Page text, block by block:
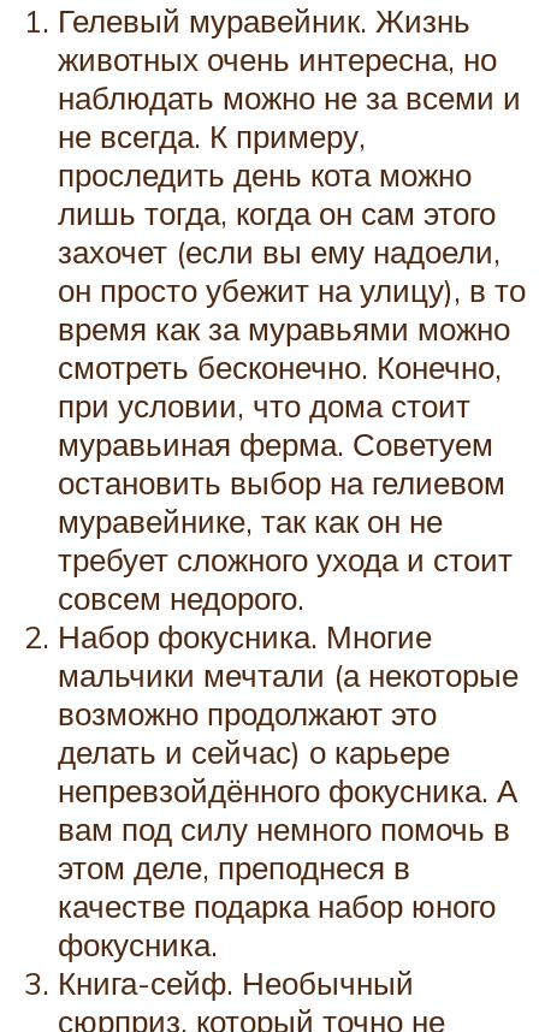
Гелевый муравейник. Жизнь
животных очень интересна, но
наблюдать можно не за всеми и
не всегда. К примеру,
проследить день кота можно
лишь тогда, когда он сам этого
захочет (если вы ему надоели,
он просто убежит на улицу), в то
время как за муравьями можно
смотреть бесконечно. Конечно,
при условии, что дома стоит
муравьиная ферма. Советуем
остановить выбор на гелиевом
муравейнике, так как он не
требует сложного ухода и стоит
совсем недорого.
Набор фокусника. Многие
мальчики мечтали (а некоторые
возможно продолжают это
делать и сейчас) о карьере
непревзойдённого фокусника. А
вам под силу немного помочь в
этом деле, преподнеся в
качестве подарка набор юного
фокусника.
Книга-сейф. Необычный
сюрприз, который точно не